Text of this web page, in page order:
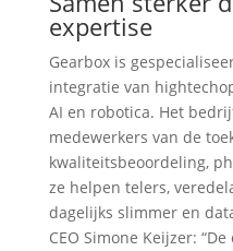
expertise
Gearbox is
integratie van
AI en robotica. Het
medewerkers van de
kwaliteitsbeoordeling,
ze helpen telers,
dagelijks slimmer en
CEO Simone Keijzer: